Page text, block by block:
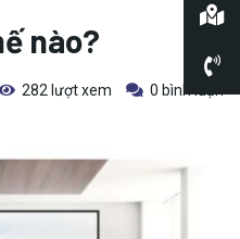
nào?
282 lượt xem 0 bình luận